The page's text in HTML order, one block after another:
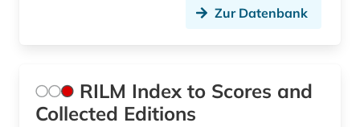
Zur Datenbank
RILM Index to Scores and
Collected Editions